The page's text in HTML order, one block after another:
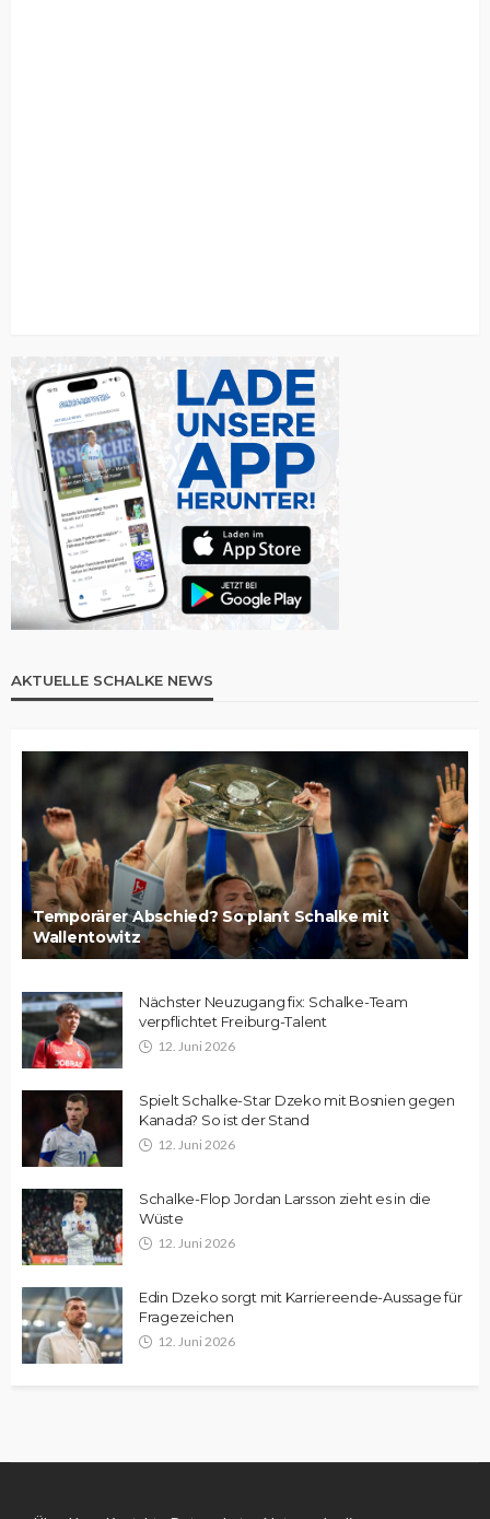
AKTUELLE SCHALKE NEWS
Temporärer Abschied? So plant Schalke mit
Wallentowitz
Nächster Neuzugang fix: Schalke-Team
verpflichtet Freiburg-Talent
12. Juni 2026
Spielt Schalke-Star Dzeko mit Bosnien gegen
Kanada? So ist der Stand
12. Juni 2026
Schalke-Flop Jordan Larsson zieht es in die
Wüste
12. Juni 2026
Edin Dzeko sorgt mit Karriereende-Aussage für
Fragezeichen
12. Juni 2026